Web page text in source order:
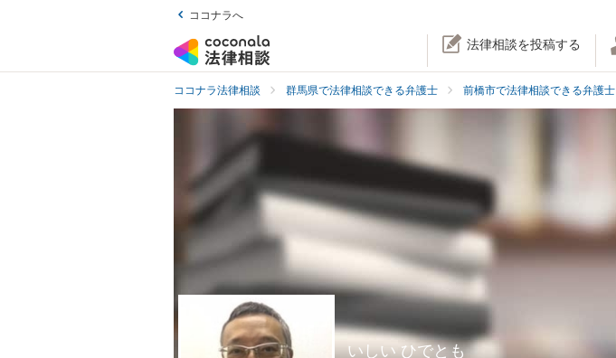
ココナラへ
法律相談を投稿する
ココナラ法律相談 群馬県で法律相談できる弁護士 前橋市で法律相談できる弁護士
いしい ひでとも